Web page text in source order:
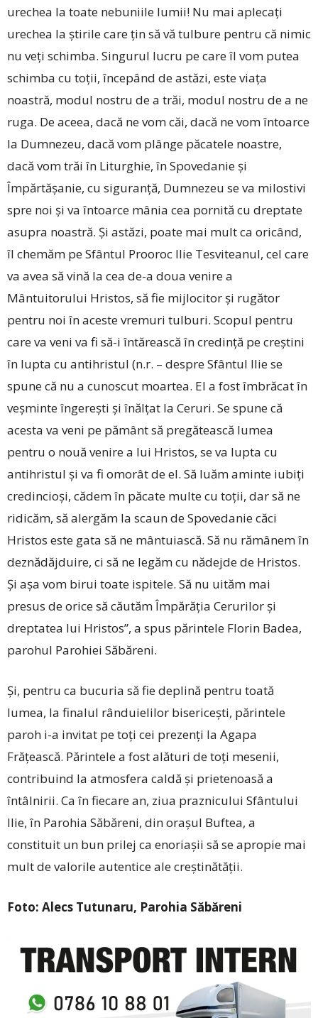
urechea la toate nebuniile lumii! Nu mai aplecați
urechea la știrile care țin să vă tulbure pentru că nimic
nu veți schimba. Singurul lucru pe care îl vom putea
schimba cu toții, începând de astăzi, este viața
noastră, modul nostru de a trăi, modul nostru de a ne
ruga. De aceea, dacă ne vom căi, dacă ne vom întoarce
la Dumnezeu, dacă vom plânge păcatele noastre,
dacă vom trăi în Liturghie, în Spovedanie și
Împărtășanie, cu siguranță, Dumnezeu se va milostivi
spre noi și va întoarce mânia cea pornită cu dreptate
asupra noastră. Și astăzi, poate mai mult ca oricând,
îl chemăm pe Sfântul Prooroc Ilie Tesviteanul, cel care
va avea să vină la cea de-a doua venire a
Mântuitorului Hristos, să fie mijlocitor și rugător
pentru noi în aceste vremuri tulburi. Scopul pentru
care va veni va fi să-i întărească în credință pe creștini
în lupta cu antihristul (n.r. – despre Sfântul Ilie se
spune că nu a cunoscut moartea. El a fost îmbrăcat în
veșminte îngerești și înălțat la Ceruri. Se spune că
acesta va veni pe pământ să pregătească lumea
pentru o nouă venire a lui Hristos, se va lupta cu
antihristul și va fi omorât de el. Să luăm aminte iubiți
credincioși, cădem în păcate multe cu toții, dar să ne
ridicăm, să alergăm la scaun de Spovedanie ­căci
Hristos este gata să ne mântuiască. Să nu rămânem în
deznădăjduire, ci să ne legăm cu nădejde de Hristos.
Și așa vom birui toate ispitele. Să nu uităm mai
presus de orice să căutăm Împărăția Cerurilor și
dreptatea lui Hristos”, a spus părintele Florin Badea,
parohul Parohiei Săbăreni.
Și, pentru ca bucuria să fie deplină pentru toată
lumea, la finalul rânduielilor bisericești, părintele
paroh i-a invitat pe toți cei prezenți la Agapa
Frățească. Părintele a fost alături de toți mesenii,
contribuind la atmos­fera caldă și prietenoasă a
întâlnirii. Ca în fiecare an, ziua praznicului Sfântului
Ilie, în Parohia Săbăreni, din orașul Buftea, a
constituit un bun prilej ca enoriașii să se apropie mai
mult de valorile autentice ale creștinătății.
Foto: Alecs Tutunaru, Parohia Săbăreni